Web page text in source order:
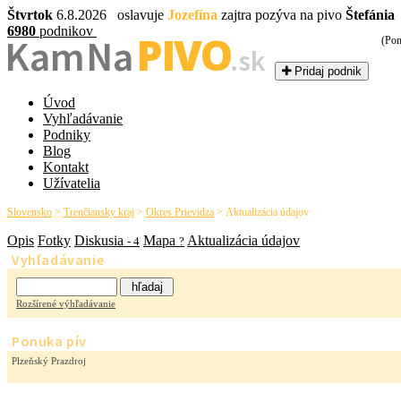
Štvrtok 6.8.2026 oslavuje Jozefína zajtra pozýva na pivo Štefánia
6980 podnikov
Kam NaPIVO.sk Pridaj podnik
Úvod
Vyhľadávanie
Podniky
Blog
Kontakt
Užívatelia
Slovensko > Trenčiansky kraj > Okres Prievidza > Aktualizácia údajov
Opis Fotky Diskusia - 4 Mapa ? Aktualizácia údajov
Vyhľadávanie
Rozšírené výhľadávanie
Ponuka pív
Plzeňský Prazdroj